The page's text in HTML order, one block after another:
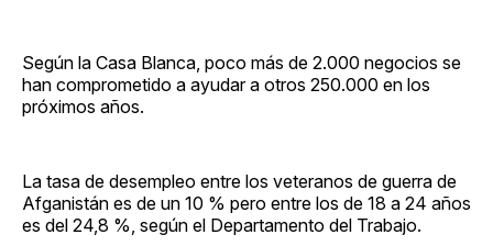
Según la Casa Blanca, poco más de 2.000 negocios se
han comprometido a ayudar a otros 250.000 en los
próximos años.
La tasa de desempleo entre los veteranos de guerra de
Afganistán es de un 10 % pero entre los de 18 a 24 años
es del 24,8 %, según el Departamento del Trabajo.